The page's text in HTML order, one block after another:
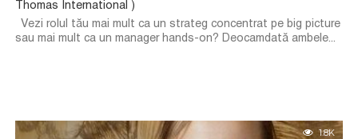
Thomas International )
Vezi rolul tău mai mult ca un strateg concentrat pe big picture
sau mai mult ca un manager hands-on? Deocamdată ambele...
1.8K